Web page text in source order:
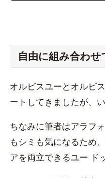
自由に組み合わせ
オルビスユーとオルビ
ートしてきましたが、
ちなみに筆者はアラフ
もシミも気になるため
アを両立できるユー ド